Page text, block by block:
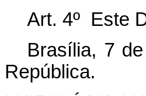
Art. 4º Este
Brasília, 7
República.